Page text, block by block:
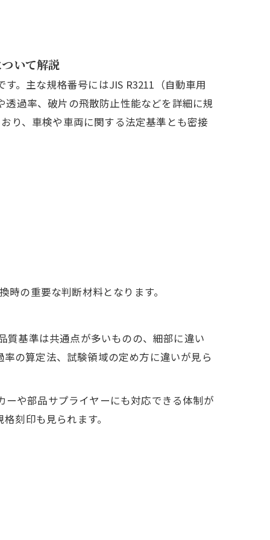
いて解説
。主な規格番号にはJIS R3211（自動車用
過率、破片の飛散防止性能などを詳細に規
り、車検や車両に関する法定基準とも密接
の重要な判断材料となります。
質基準は共通点が多いものの、細部に違い
の算定法、試験領域の定め方に違いが見ら
や部品サプライヤーにも対応できる体制が
刻印も見られます。